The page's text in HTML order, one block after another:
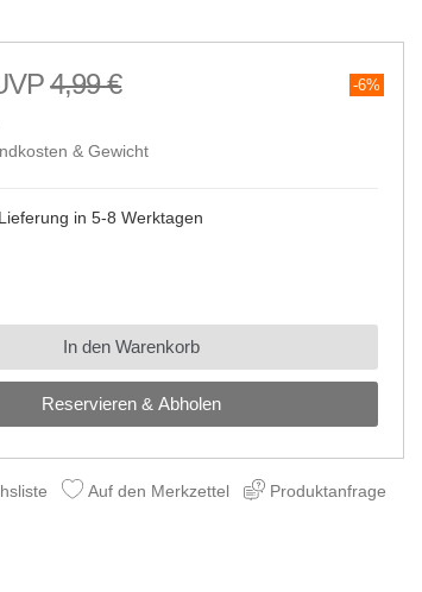
4,99 € 6%
& Gewicht
Reservieren & Abholen
in 5-8 Werktagen
In den Warenkorb
Auf den Merkzettel Produktanfrage